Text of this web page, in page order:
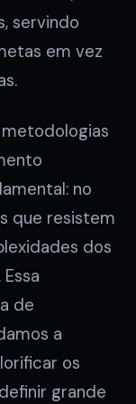
servindo
em vez
no
que resistem
dos
de
a
os
grande